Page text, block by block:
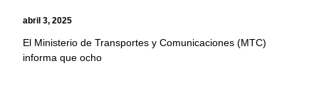
abril 3, 2025
El Ministerio de Transportes y Comunicaciones (MTC)
informa que ocho